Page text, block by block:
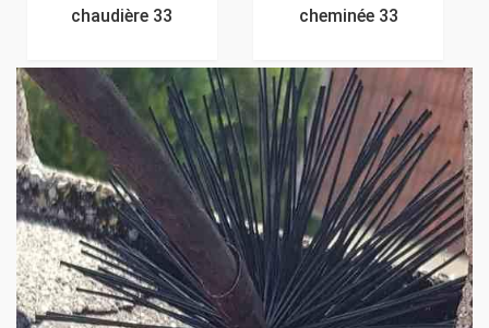
chaudière 33
cheminée 33